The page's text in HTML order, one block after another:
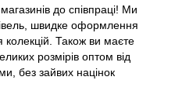
до співпраці! Ми
швидке оформлення
колекцій. Також ви маєте
розмірів оптом від
без зайвих націнок